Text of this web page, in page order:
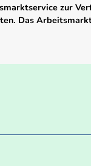
zur
Das